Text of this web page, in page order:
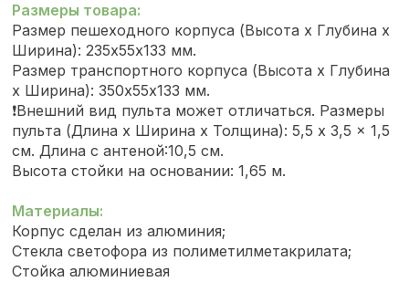
Размеры товара:
Размер пешеходного корпуса (Высота х Глубина х
Ширина): 235х55х133 мм.
Размер транспортного корпуса (Высота х Глубина
х Ширина): 350х55х133 мм.
❗Внешний вид пульта может отличаться. Размеры
пульта (Длина х Ширина х Толщина): 5,5 x 3,5 x 1,5
см. Длина с антеной:10,5 см.
Высота стойки на основании: 1,65 м.
Материалы:
Корпус сделан из алюминия;
Стекла светофора из полиметилметакрилата;
Стойка алюминиевая